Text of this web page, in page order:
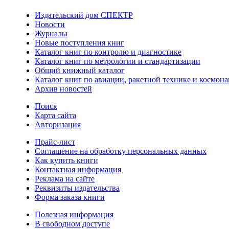
Издательский дом СПЕКТР
Новости
Журналы
Новые поступления книг
Каталог книг по контролю и диагностике
Каталог книг по метрологии и стандартизации
Общий книжный каталог
Каталог книг по авиации, ракетной технике и
Архив новостей
Поиск
Карта сайта
Авторизация
Прайс-лист
Соглашение на обработку персональных данных
Как купить книги
Контактная информация
Реклама на сайте
Реквизиты издательства
Форма заказа книги
Полезная информация
В свободном доступе